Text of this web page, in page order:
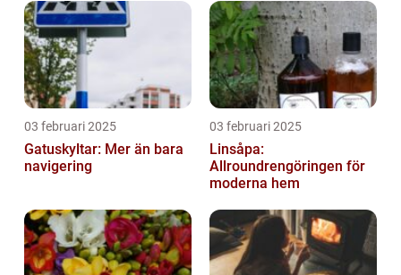
03 februari 2025
Gatuskyltar: Mer än bara
navigering
03 februari 2025
Linsåpa:
Allroundrengöringen för
moderna hem